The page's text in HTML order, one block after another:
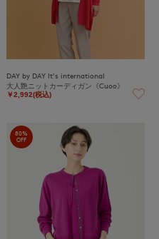
DAY by DAY It's international
大人艶ニットカーディガン《Cuoo》
￥2,992(税込)
80%
OFF